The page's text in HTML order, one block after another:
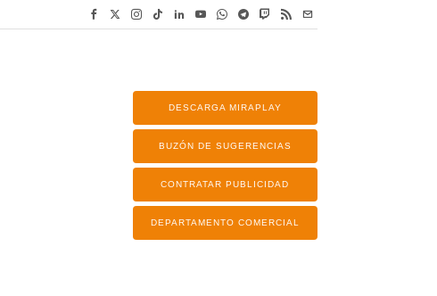
DESCARGA MIRAPLAY
BUZÓN DE SUGERENCIAS
CONTRATAR PUBLICIDAD
DEPARTAMENTO COMERCIAL